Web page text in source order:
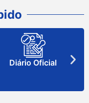
Diário Oficial